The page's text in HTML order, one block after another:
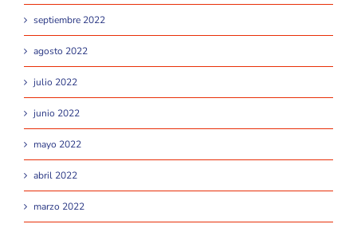
septiembre 2022
agosto 2022
julio 2022
junio 2022
mayo 2022
abril 2022
marzo 2022